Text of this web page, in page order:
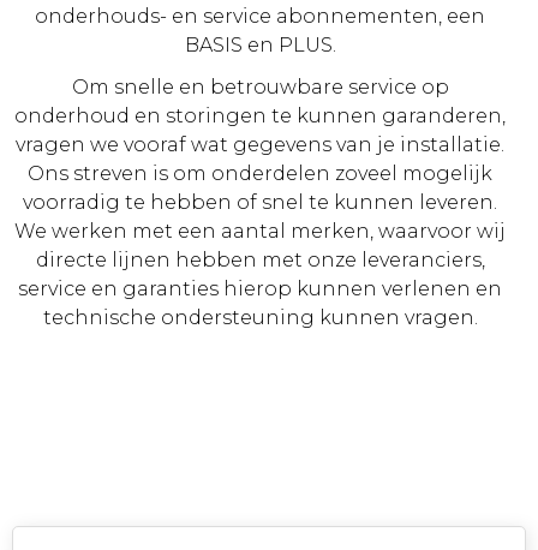
onderhouds- en service abonnementen, een
BASIS en PLUS.
Om snelle en betrouwbare service op
onderhoud en storingen te kunnen garanderen,
vragen we vooraf wat gegevens van je installatie.
Ons streven is om onderdelen zoveel mogelijk
voorradig te hebben of snel te kunnen leveren.
We werken met een aantal merken, waarvoor wij
directe lijnen hebben met onze leveranciers,
service en garanties hierop kunnen verlenen en
technische ondersteuning kunnen vragen.